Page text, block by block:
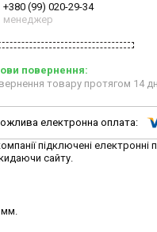
+380 (99) 020-29-34
менеджер
товару протягом 14
підключені
сайту.
мм.